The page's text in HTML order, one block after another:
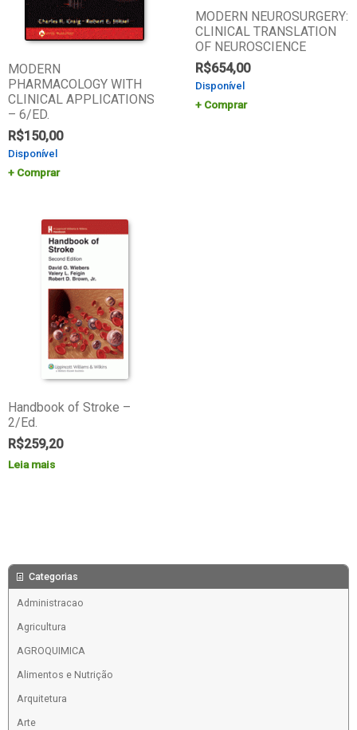
MODERN
PHARMACOLOGY WITH
CLINICAL APPLICATIONS
– 6/ED.
R$150,00
Disponível
Comprar
MODERN NEUROSURGERY:
CLINICAL TRANSLATION
OF NEUROSCIENCE
R$654,00
Disponível
Comprar
Handbook of Stroke –
2/Ed.
R$259,20
Leia mais
Categorias
Administracao
Agricultura
AGROQUIMICA
Alimentos e Nutrição
Arquitetura
Arte